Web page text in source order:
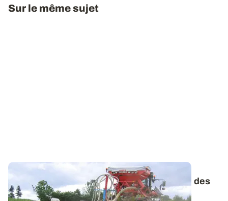
Sur le même sujet
Maïs fourrage - Les conditions de réussite des
semis précoces